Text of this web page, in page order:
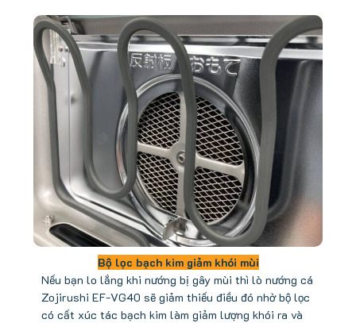
Bộ lọc bạch kim giảm khói mùi
Nếu bạn lo lắng khi nướng bị gây mùi thì lò nướng cá
Zojirushi EF-VG40 sẽ giảm thiếu điều đó nhờ bộ lọc
có cất xúc tác bạch kim làm giảm lượng khói ra và